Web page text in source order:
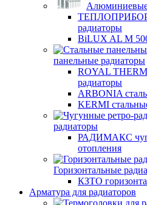
ТЕПЛОПРИБОР
радиаторы
BiLUX AL M
панельные радиаторы
ROYAL
радиаторы
ARBONIA
KERMI
радиаторы
РАДИМАКС
отопления
Горизонтальные
КЗТО
Арматура для радиаторов